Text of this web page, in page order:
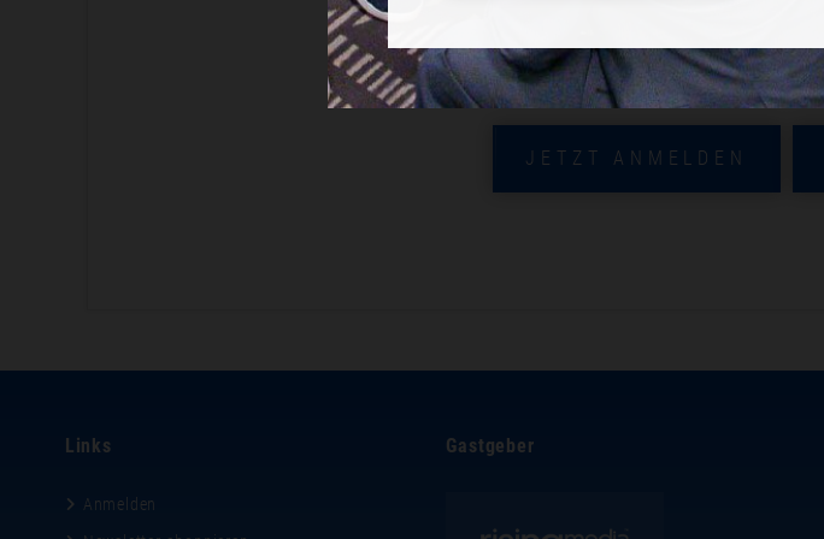
JETZT ANMELDEN
Links
Anmelden
Gastgeber